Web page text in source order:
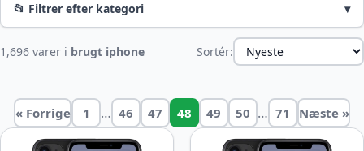
📂 Filtrer efter kategori ▾
1,696 varer i brugt iphone Sortér:
« Forrige 1 … 46 47 48 49 50 … 71 Næste »